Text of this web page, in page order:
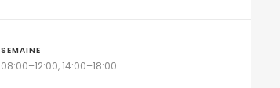
SEMAINE
08:00–12:00, 14:00–18:00